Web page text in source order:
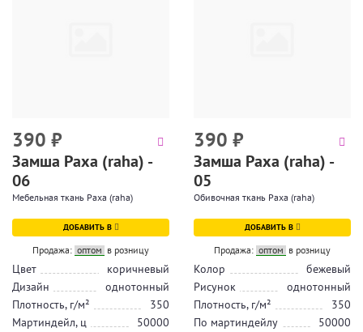
390 ₽
Замша Раха (raha) -
06
Мебельная ткань Раха (raha)
ДОБАВИТЬ В
Продажа: оптом в розницу
Цвет
коричневый
Дизайн
однотонный
Плотность, г/м²
350
Мартиндейл, ц
50000
390 ₽
Замша Раха (raha) -
05
Обивочная ткань Раха (raha)
ДОБАВИТЬ В
Продажа: оптом в розницу
Колор
бежевый
Рисунок
однотонный
Плотность, г/м²
350
По мартиндейлу
50000